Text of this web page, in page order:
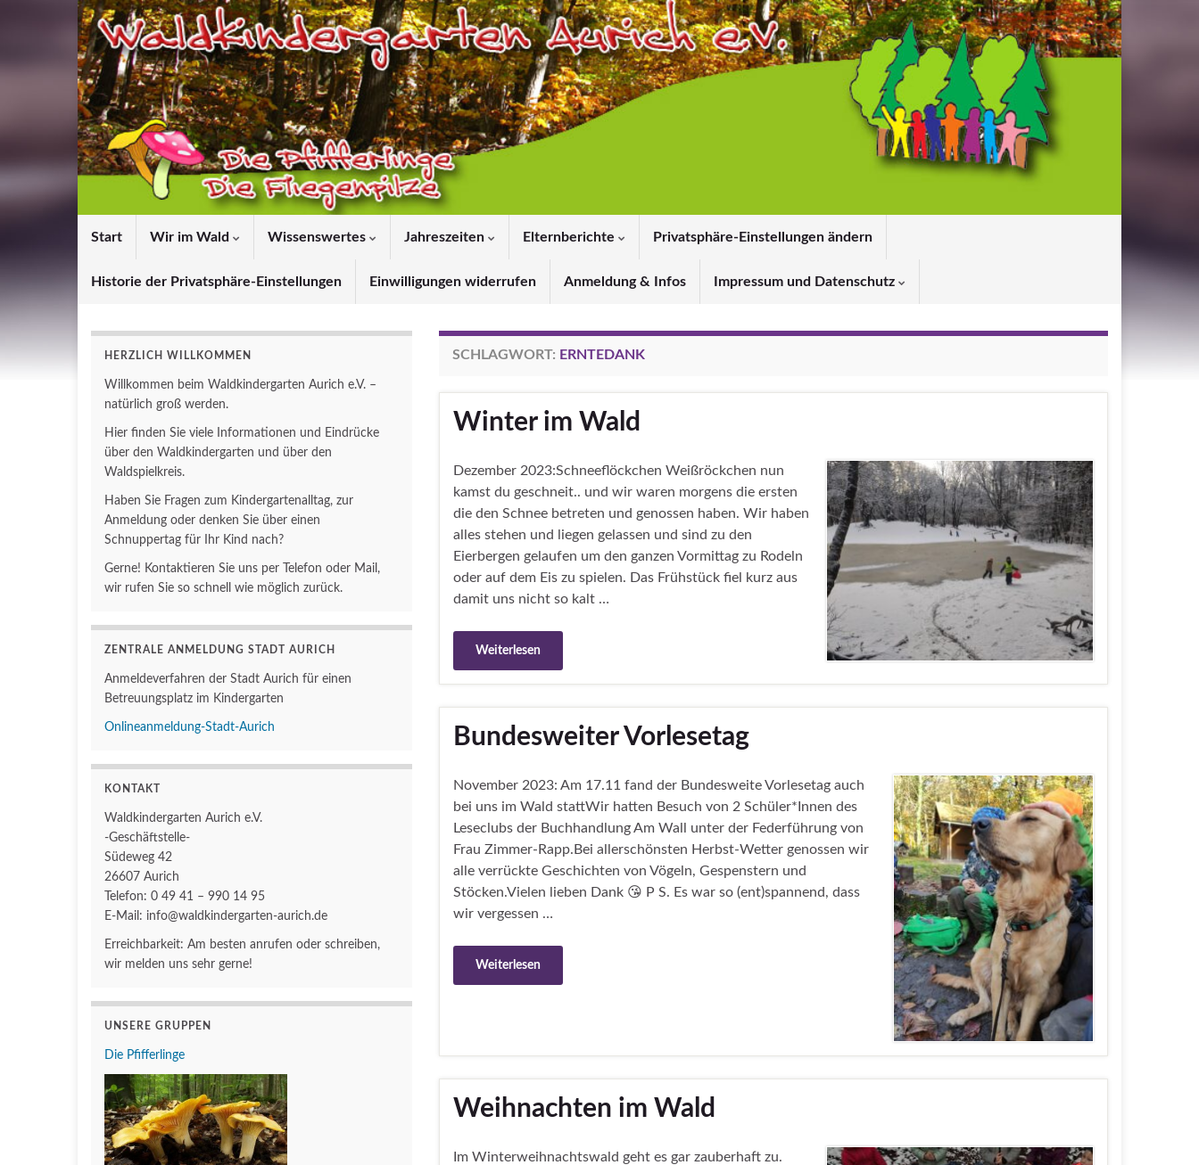
Start Wir im Wald Wissenswertes Jahreszeiten Elternberichte Privatsphäre-Einstellungen ändern
Historie der Privatsphäre-Einstellungen Einwilligungen widerrufen Anmeldung & Infos Impressum und Datenschutz
SCHLAGWORT: ERNTEDANK
Winter im Wald
Dezember 2023:Schneeflöckchen Weißröckchen nun
kamst du geschneit.. und wir waren morgens die ersten
die den Schnee betreten und genossen haben. Wir haben
alles stehen und liegen gelassen und sind zu den
Eierbergen gelaufen um den ganzen Vormittag zu Rodeln
oder auf dem Eis zu spielen. Das Frühstück fiel kurz aus
damit uns nicht so kalt …
Weiterlesen
Bundesweiter Vorlesetag
November 2023: Am 17.11 fand der Bundesweite Vorlesetag auch
bei uns im Wald stattWir hatten Besuch von 2 Schüler*Innen des
Leseclubs der Buchhandlung Am Wall unter der Federführung von
Frau Zimmer-Rapp.Bei allerschönsten Herbst-Wetter genossen wir
alle verrückte Geschichten von Vögeln, Gespenstern und
Stöcken.Vielen lieben Dank 😘 P S. Es war so (ent)spannend, dass
wir vergessen …
Weiterlesen
Weihnachten im Wald
Im Winterweihnachtswald geht es gar zauberhaft zu.
HERZLICH WILLKOMMEN
Willkommen beim Waldkindergarten Aurich e.V. –
natürlich groß werden.
Hier finden Sie viele Informationen und Eindrücke
über den Waldkindergarten und über den
Waldspielkreis.
Haben Sie Fragen zum Kindergartenalltag, zur
Anmeldung oder denken Sie über einen
Schnuppertag für Ihr Kind nach?
Gerne! Kontaktieren Sie uns per Telefon oder Mail,
wir rufen Sie so schnell wie möglich zurück.
ZENTRALE ANMELDUNG STADT AURICH
Anmeldeverfahren der Stadt Aurich für einen
Betreuungsplatz im Kindergarten
Onlineanmeldung-Stadt-Aurich
KONTAKT
Waldkindergarten Aurich e.V.
-Geschäftstelle-
Südeweg 42
26607 Aurich
Telefon: 0 49 41 – 990 14 95
E-Mail: info@waldkindergarten-aurich.de
Erreichbarkeit: Am besten anrufen oder schreiben,
wir melden uns sehr gerne!
UNSERE GRUPPEN
Die Pfifferlinge